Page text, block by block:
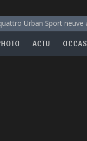
Urban Sport neuve
ACTU